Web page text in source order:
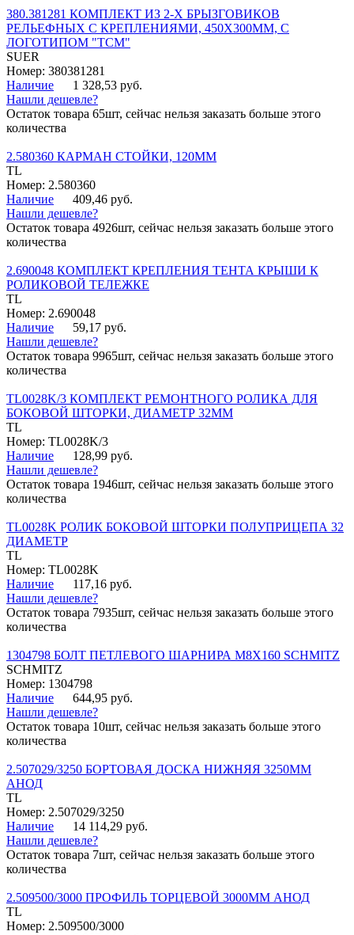
380.381281 КОМПЛЕКТ ИЗ 2-Х БРЫЗГОВИКОВ
РЕЛЬЕФНЫХ С КРЕПЛЕНИЯМИ, 450Х300ММ, С
ЛОГОТИПОМ "ТСМ"
SUER
Номер: 380381281
Наличие
1 328,53 руб.
Нашли дешевле?
Остаток товара 65шт, сейчас нельзя заказать больше этого
количества
2.580360 КАРМАН СТОЙКИ, 120ММ
TL
Номер: 2.580360
Наличие
409,46 руб.
Нашли дешевле?
Остаток товара 4926шт, сейчас нельзя заказать больше этого
количества
2.690048 КОМПЛЕКТ КРЕПЛЕНИЯ ТЕНТА КРЫШИ К
РОЛИКОВОЙ ТЕЛЕЖКЕ
TL
Номер: 2.690048
Наличие
59,17 руб.
Нашли дешевле?
Остаток товара 9965шт, сейчас нельзя заказать больше этого
количества
TL0028K/3 КОМПЛЕКТ РЕМОНТНОГО РОЛИКА ДЛЯ
БОКОВОЙ ШТОРКИ, ДИАМЕТР 32ММ
TL
Номер: TL0028K/3
Наличие
128,99 руб.
Нашли дешевле?
Остаток товара 1946шт, сейчас нельзя заказать больше этого
количества
TL0028K РОЛИК БОКОВОЙ ШТОРКИ ПОЛУПРИЦЕПА 32
ДИАМЕТР
TL
Номер: TL0028K
Наличие
117,16 руб.
Нашли дешевле?
Остаток товара 7935шт, сейчас нельзя заказать больше этого
количества
1304798 БОЛТ ПЕТЛЕВОГО ШАРНИРА М8Х160 SCHMITZ
SCHMITZ
Номер: 1304798
Наличие
644,95 руб.
Нашли дешевле?
Остаток товара 10шт, сейчас нельзя заказать больше этого
количества
2.507029/3250 БОРТОВАЯ ДОСКА НИЖНЯЯ 3250ММ
АНОД
TL
Номер: 2.507029/3250
Наличие
14 114,29 руб.
Нашли дешевле?
Остаток товара 7шт, сейчас нельзя заказать больше этого
количества
2.509500/3000 ПРОФИЛЬ ТОРЦЕВОЙ 3000ММ АНОД
TL
Номер: 2.509500/3000